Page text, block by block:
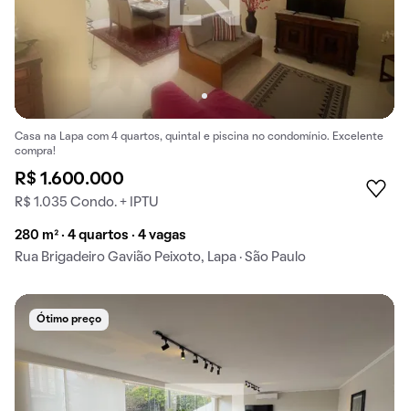
Casa na Lapa com 4 quartos, quintal e piscina no condomínio. Excelente
compra!
R$ 1.600.000
R$ 1.035 Condo. + IPTU
280 m² · 4 quartos · 4 vagas
Rua Brigadeiro Gavião Peixoto, Lapa · São Paulo
Ótimo preço